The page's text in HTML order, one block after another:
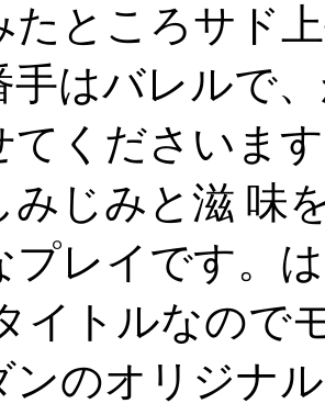
たところサド
手はバレルで
てくださいま
みじみと滋 味
プレイです。
イトルなので
ンのオリジナ